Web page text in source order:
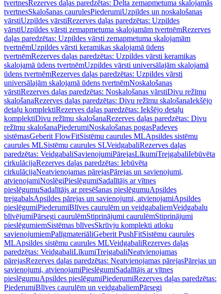
tvertnesRezerves daļas paredzētas: Delta zemapmetuma skalojamās
tvertnesSkalošanas caurulesPiederumiUzpildes un noskalošanas
vārstiUzpildes vārstiRezerves daļas paredzētas: Uzpildes
vārstiUzpildes vārsti zemapmetuma skalojamām tvertnēmRezerves
daļas paredzētas: Uzpildes vārsti zemapmetuma skalojamām
tvertnēmUzpildes vārsti keramikas skalojamā ūdens
tvertnēmRezerves daļas paredzētas: Uzpildes vārsti keramikas
skalojamā ūdens tvertnēmUzpildes vārsti universālajām skalojamā
ūdens tvertnēmRezerves daļas paredzētas: Uzpildes vārsti
universālajām skalojamā ūdens tvertnēmNoskalošanas
vārstiRezerves daļas paredzētas: Noskalošanas vārstiDivu režīmu
skalošanaRezerves daļas paredzētas: Divu režīmu skalošanaIekšējo
detaļu komplektiRezerves daļas paredzētas: Iekšējo detaļu
komplektiDivu režīmu skalošanaRezerves daļas paredzētas: Divu
režīmu skalošanaPiederumiNoskalošanas pogasPadeves
sistēmasGeberit FlowFitSistēmu caurules MLApsildes sistēmu
caurules MLSistēmu caurules SLVeidgabaliRezerves daļas
paredzētas: VeidgabaliSavienojumiPārejasLīkumiTrejgabaliIebūvēta
cirkulācijaRezerves daļas paredzētas: Iebūvēta
cirkulācijaNeatvienojamas pārejasPārejas un savienojumi,
atvienojamiNoslēgiPieslēgumiSadalītājs ar vītnes
pieslēgumuSadalītājs ar presēšanas pieslēgumuApsildes
trejgabalsApsildes pārejas un savienojumi, atvienojamiApsildes
pieslēgumiPiederumiBlīves caurulēm un veidgabaliemVeidgabalu
blīvējumiPārsegi caurulēmStiprinājumi caurulēmStiprinājumi
pieslēgumiemSistēmas blīvesSkrūvju komplekti atloku
savienojumiemPalīgmateriāliGeberit PushFitSistēmu caurules
MLApsildes sistēmu caurules MLVeidgabaliRezerves daļas
paredzētas: VeidgabaliLīkumiTrejgabaliNeatvienojamas
pārejasRezerves daļas paredzētas: Neatvienojamas pārejasPārejas un
savienojumi, atvienojamiPieslēgumiSadalītājs ar vītnes
pieslēgumuApsildes pieslēgumiPiederumiRezerves daļas paredzētas:
PiederumiBlīves caurulēm un veidgabaliemPārsegi